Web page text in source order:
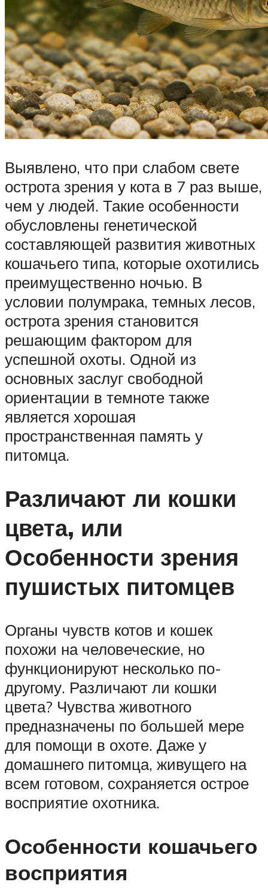
Выявлено, что при слабом свете
острота зрения у кота в 7 раз выше,
чем у людей. Такие особенности
обусловлены генетической
составляющей развития животных
кошачьего типа, которые охотились
преимущественно ночью. В
условии полумрака, темных лесов,
острота зрения становится
решающим фактором для
успешной охоты. Одной из
основных заслуг свободной
ориентации в темноте также
является хорошая
пространственная память у
питомца.
Различают ли кошки
цвета, или
Особенности зрения
пушистых питомцев
Органы чувств котов и кошек
похожи на человеческие, но
функционируют несколько по-
другому. Различают ли кошки
цвета? Чувства животного
предназначены по большей мере
для помощи в охоте. Даже у
домашнего питомца, живущего на
всем готовом, сохраняется острое
восприятие охотника.
Особенности кошачьего
восприятия